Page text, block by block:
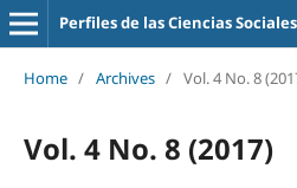
Perfiles de las Ciencias Sociales
Home / Archives / Vol. 4 No. 8
Vol. 4 No. 8 (2017)